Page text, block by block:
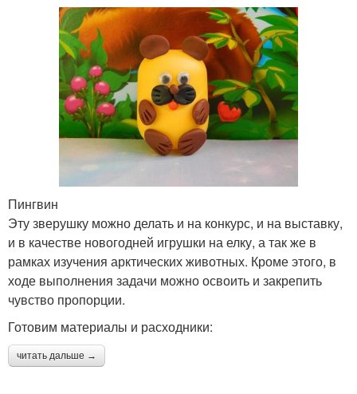
Пингвин
Эту зверушку можно делать и на конкурс, и на выставку,
и в качестве новогодней игрушки на елку, а так же в
рамках изучения арктических животных. Кроме этого, в
ходе выполнения задачи можно освоить и закрепить
чувство пропорции.
Готовим материалы и расходники:
читать дальше →